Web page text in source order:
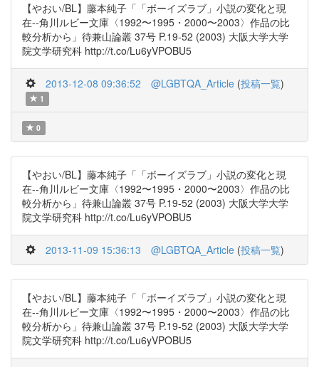
【やおい/BL】藤本純子「「ボーイズラブ」小説の変化と現
在--角川ルビー文庫〈1992〜1995・2000〜2003〉作品の比
較分析から」待兼山論叢 37号 P.19-52 (2003) 大阪大学大学
院文学研究科 http://t.co/Lu6yVPOBU5
2013-12-08 09:36:52 @LGBTQA_Article (投稿一覧)
1
0
【やおい/BL】藤本純子「「ボーイズラブ」小説の変化と現
在--角川ルビー文庫〈1992〜1995・2000〜2003〉作品の比
較分析から」待兼山論叢 37号 P.19-52 (2003) 大阪大学大学
院文学研究科 http://t.co/Lu6yVPOBU5
2013-11-09 15:36:13 @LGBTQA_Article (投稿一覧)
【やおい/BL】藤本純子「「ボーイズラブ」小説の変化と現
在--角川ルビー文庫〈1992〜1995・2000〜2003〉作品の比
較分析から」待兼山論叢 37号 P.19-52 (2003) 大阪大学大学
院文学研究科 http://t.co/Lu6yVPOBU5